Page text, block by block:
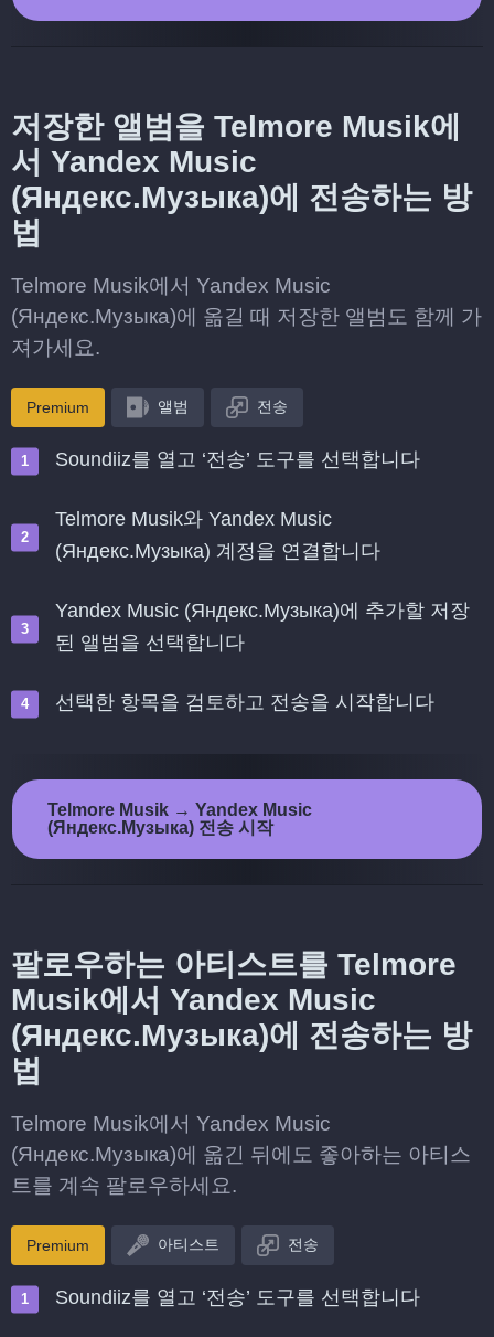
저장한 앨범을 Telmore Musik에
서 Yandex Music
(Яндекс.Музыка)에 전송하는 방
법
Telmore Musik에서 Yandex Music
(Яндекс.Музыка)에 옮길 때 저장한 앨범도 함께 가
져가세요.
Premium 앨범 전송
Soundiiz를 열고 ‘전송’ 도구를 선택합니다
Telmore Musik와 Yandex Music
(Яндекс.Музыка) 계정을 연결합니다
Yandex Music (Яндекс.Музыка)에 추가할 저장
된 앨범을 선택합니다
선택한 항목을 검토하고 전송을 시작합니다
Telmore Musik → Yandex Music
(Яндекс.Музыка) 전송 시작
팔로우하는 아티스트를 Telmore
Musik에서 Yandex Music
(Яндекс.Музыка)에 전송하는 방
법
Telmore Musik에서 Yandex Music
(Яндекс.Музыка)에 옮긴 뒤에도 좋아하는 아티스
트를 계속 팔로우하세요.
Premium 아티스트 전송
Soundiiz를 열고 ‘전송’ 도구를 선택합니다